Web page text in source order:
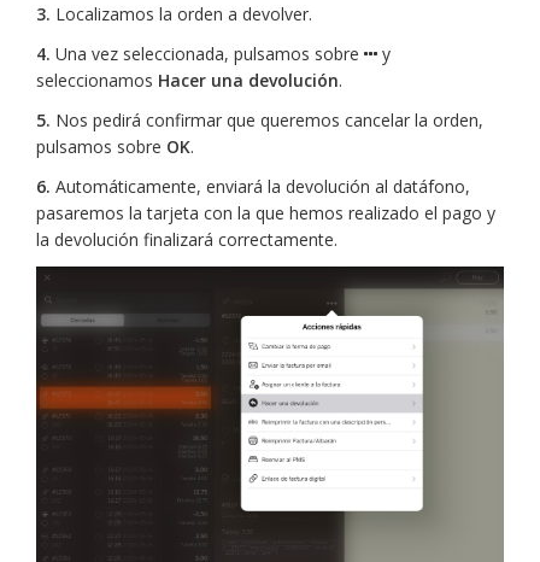
3. Localizamos la orden a devolver.
4. Una vez seleccionada, pulsamos sobre
y
seleccionamos Hacer una devolución.
5. Nos pedirá confirmar que queremos cancelar la orden,
pulsamos sobre OK.
6. Automáticamente, enviará la devolución al datáfono,
pasaremos la tarjeta con la que hemos realizado el pago y
la devolución finalizará correctamente.